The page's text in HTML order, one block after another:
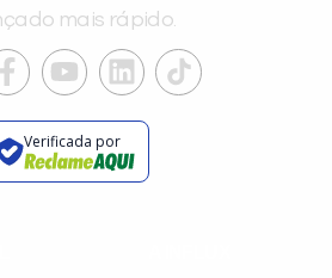
mais rápido.
Verificada por